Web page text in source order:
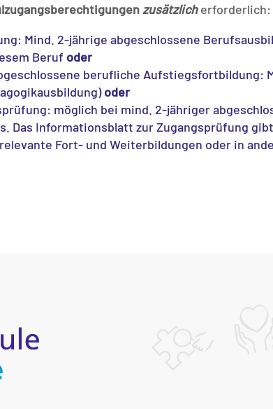
zusätzlicherforderlich:
Mind. 2-jährige abgeschlossene
Beruf oder
berufliche Aufstiegsfortbildung:
oder
möglich bei mind. 2-jähriger
Das Informationsblatt zur Zugangsprüfung
Fort- und Weiterbildungen oder in